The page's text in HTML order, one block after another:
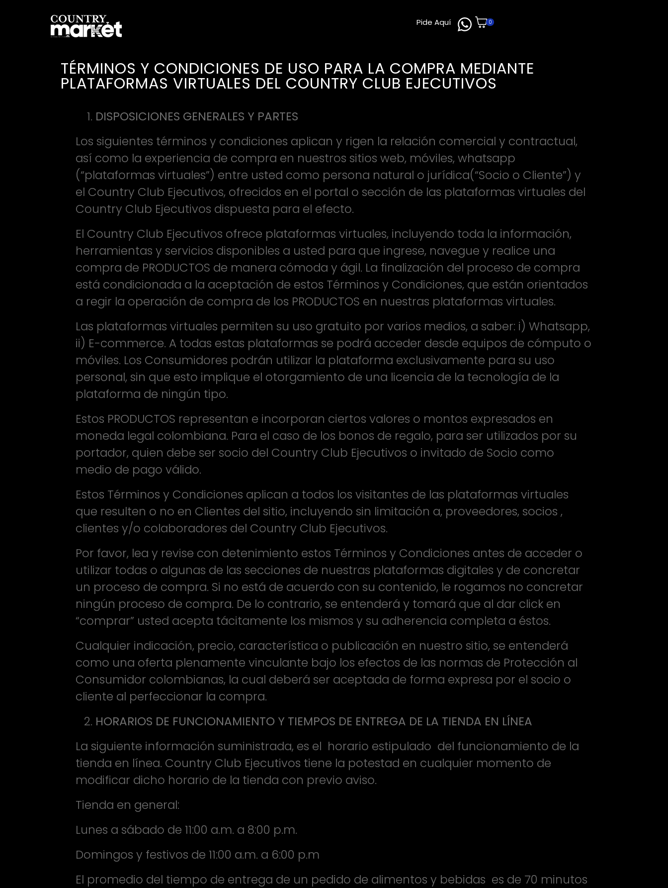
Pide Aquí 0
TÉRMINOS Y CONDICIONES DE USO PARA LA COMPRA MEDIANTE
PLATAFORMAS VIRTUALES DEL COUNTRY CLUB EJECUTIVOS
DISPOSICIONES GENERALES Y PARTES
Los siguientes términos y condiciones aplican y rigen la relación comercial y contractual,
así como la experiencia de compra en nuestros sitios web, móviles, whatsapp
(“plataformas virtuales”) entre usted como persona natural o jurídica(“Socio o Cliente”) y
el Country Club Ejecutivos, ofrecidos en el portal o sección de las plataformas virtuales del
Country Club Ejecutivos dispuesta para el efecto.
El Country Club Ejecutivos ofrece plataformas virtuales, incluyendo toda la información,
herramientas y servicios disponibles a usted para que ingrese, navegue y realice una
compra de PRODUCTOS de manera cómoda y ágil. La finalización del proceso de compra
está condicionada a la aceptación de estos Términos y Condiciones, que están orientados
a regir la operación de compra de los PRODUCTOS en nuestras plataformas virtuales.
Las plataformas virtuales permiten su uso gratuito por varios medios, a saber: i) Whatsapp,
ii) E-commerce. A todas estas plataformas se podrá acceder desde equipos de cómputo o
móviles. Los Consumidores podrán utilizar la plataforma exclusivamente para su uso
personal, sin que esto implique el otorgamiento de una licencia de la tecnología de la
plataforma de ningún tipo.
Estos PRODUCTOS representan e incorporan ciertos valores o montos expresados en
moneda legal colombiana. Para el caso de los bonos de regalo, para ser utilizados por su
portador, quien debe ser socio del Country Club Ejecutivos o invitado de Socio como
medio de pago válido.
Estos Términos y Condiciones aplican a todos los visitantes de las plataformas virtuales
que resulten o no en Clientes del sitio, incluyendo sin limitación a, proveedores, socios ,
clientes y/o colaboradores del Country Club Ejecutivos.
Por favor, lea y revise con detenimiento estos Términos y Condiciones antes de acceder o
utilizar todas o algunas de las secciones de nuestras plataformas digitales y de concretar
un proceso de compra. Si no está de acuerdo con su contenido, le rogamos no concretar
ningún proceso de compra. De lo contrario, se entenderá y tomará que al dar click en
“comprar” usted acepta tácitamente los mismos y su adherencia completa a éstos.
Cualquier indicación, precio, característica o publicación en nuestro sitio, se entenderá
como una oferta plenamente vinculante bajo los efectos de las normas de Protección al
Consumidor colombianas, la cual deberá ser aceptada de forma expresa por el socio o
cliente al perfeccionar la compra.
HORARIOS DE FUNCIONAMIENTO Y TIEMPOS DE ENTREGA DE LA TIENDA EN LÍNEA
La siguiente información suministrada, es el horario estipulado del funcionamiento de la
tienda en línea. Country Club Ejecutivos tiene la potestad en cualquier momento de
modificar dicho horario de la tienda con previo aviso.
Tienda en general:
Lunes a sábado de 11:00 a.m. a 8:00 p.m.
Domingos y festivos de 11:00 a.m. a 6:00 p.m
El promedio del tiempo de entrega de un pedido de alimentos y bebidas es de 70 minutos